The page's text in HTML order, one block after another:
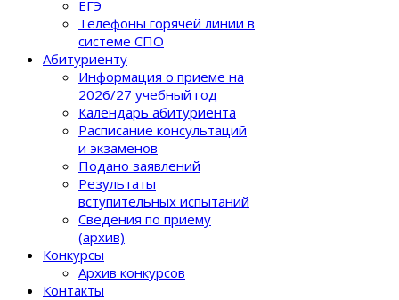
ЕГЭ
Телефоны горячей линии в
системе СПО
Абитуриенту
Информация о приеме на
2026/27 учебный год
Календарь абитуриента
Расписание консультаций
и экзаменов
Подано заявлений
Результаты
вступительных испытаний
Сведения по приему
(архив)
Конкурсы
Архив конкурсов
Контакты